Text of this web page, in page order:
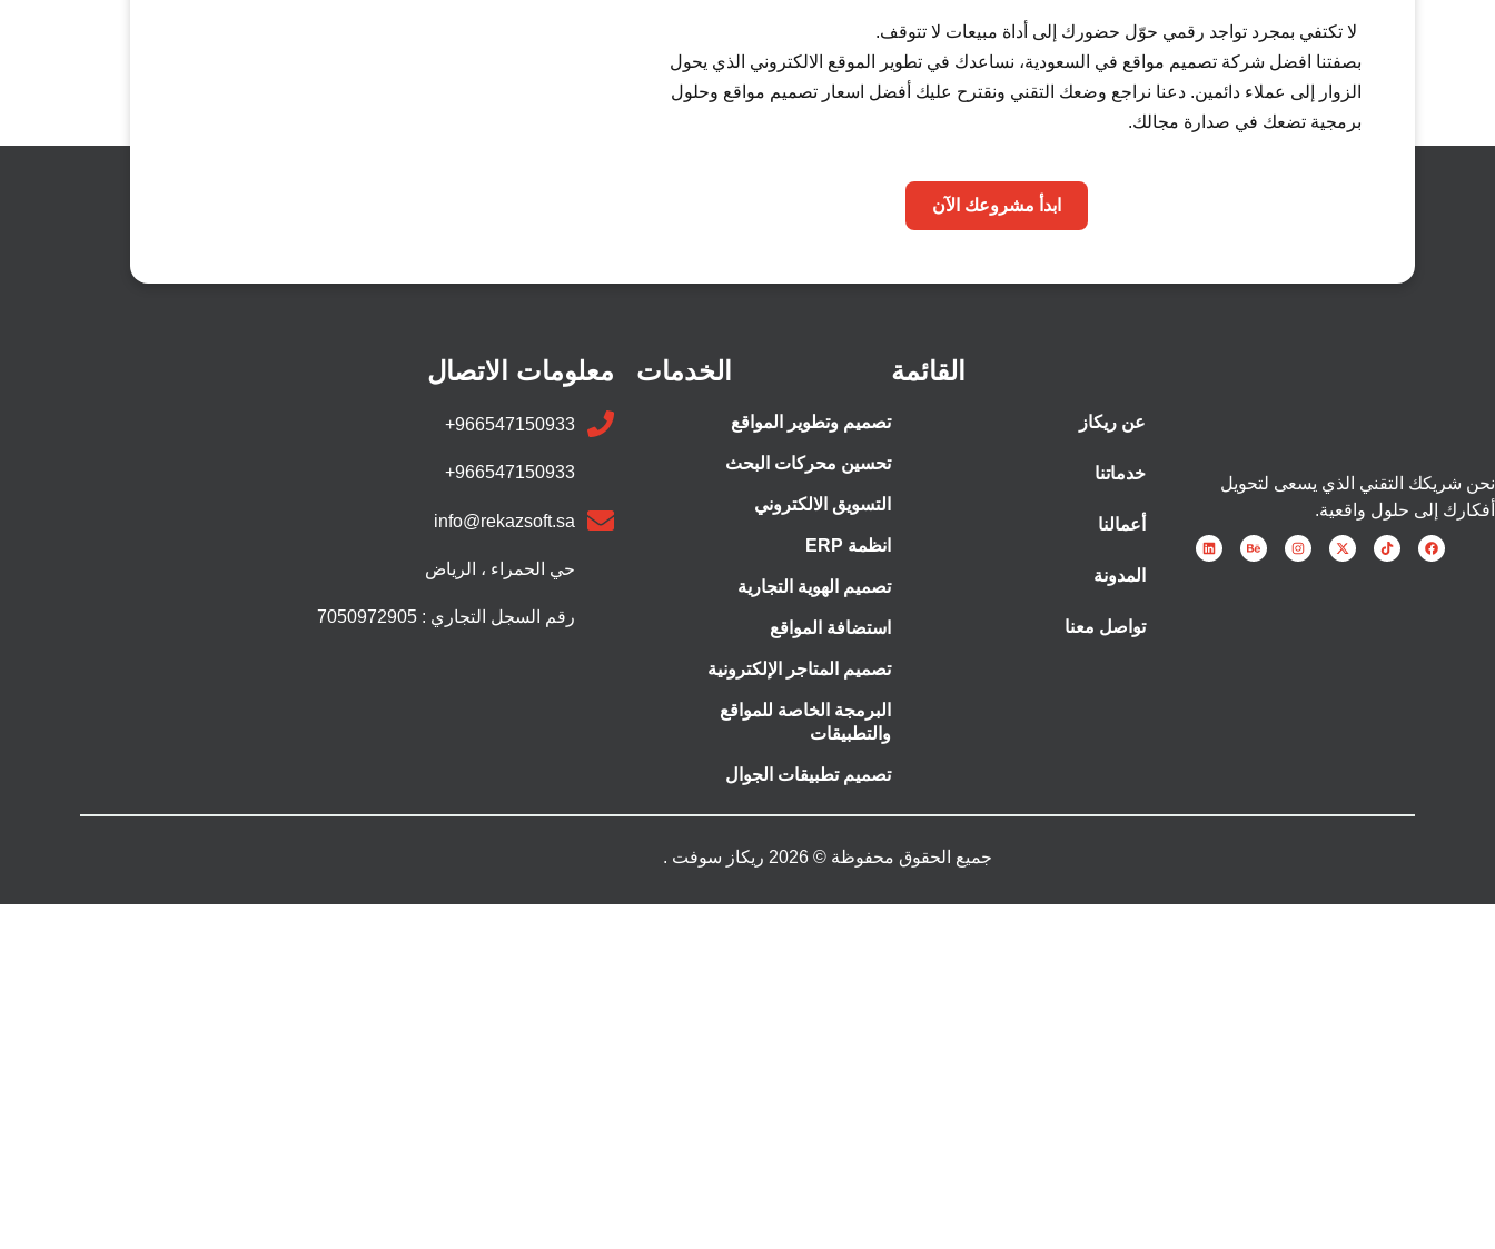
لا تكتفي بمجرد تواجد رقمي حوّل حضورك إلى أداة مبيعات لا تتوقف.
بصفتنا افضل شركة تصميم مواقع في السعودية، نساعدك في تطوير الموقع الالكتروني الذي يحول
الزوار إلى عملاء دائمين. دعنا نراجع وضعك التقني ونقترح عليك أفضل اسعار تصميم مواقع وحلول
برمجية تضعك في صدارة مجالك.
ابدأ مشروعك الآن
نحن شريكك التقني الذي يسعى لتحويل
أفكارك إلى حلول واقعية.
القائمة
عن ريكاز
خدماتنا
أعمالنا
المدونة
تواصل معنا
الخدمات
تصميم وتطوير المواقع
تحسين محركات البحث
التسويق الالكتروني
انظمة ERP
تصميم الهوية التجارية
استضافة المواقع
تصميم المتاجر الإلكترونية
البرمجة الخاصة للمواقع
والتطبيقات
تصميم تطبيقات الجوال
معلومات الاتصال
+966547150933
+966547150933
info@rekazsoft.sa
حي الحمراء ، الرياض
رقم السجل التجاري : 7050972905
جميع الحقوق محفوظة © 2026 ريكاز سوفت .